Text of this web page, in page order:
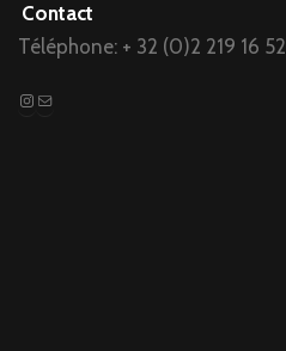
Contact
Téléphone: + 32 (0)2 219 16 52
Instagram